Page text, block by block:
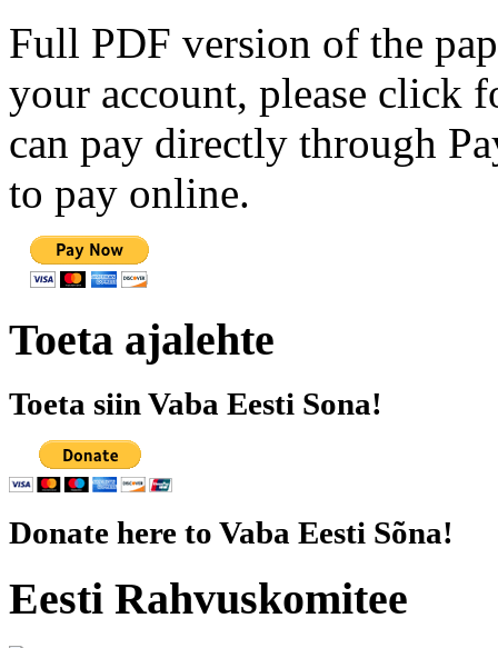
Full PDF version of the
your account, please click
can pay directly through
to pay online.
Toeta ajalehte
Toeta siin Vaba Eesti Sona!
Donate here to Vaba Eesti Sõna!
Eesti Rahvuskomitee